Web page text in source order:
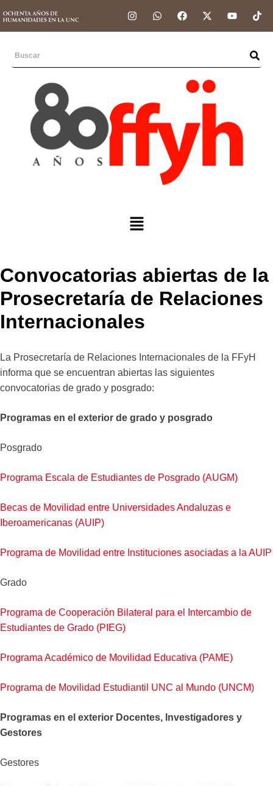
Convocatorias abiertas de la
Prosecretaría de Relaciones
Internacionales
La Prosecretaría de Relaciones Internacionales de la FFyH
informa que se encuentran abiertas las siguientes
convocatorias de grado y posgrado:
Programas en el exterior de grado y posgrado
Posgrado
Programa Escala de Estudiantes de Posgrado (AUGM)
Becas de Movilidad entre Universidades Andaluzas e
Iberoamericanas (AUIP)
Programa de Movilidad entre Instituciones asociadas a la AUIP
Grado
Programa de Cooperación Bilateral para el Intercambio de
Estudiantes de Grado (PIEG)
Programa Académico de Movilidad Educativa (PAME)
Programa de Movilidad Estudiantil UNC al Mundo (UNCM)
Programas en el exterior Docentes, Investigadores y
Gestores
Gestores